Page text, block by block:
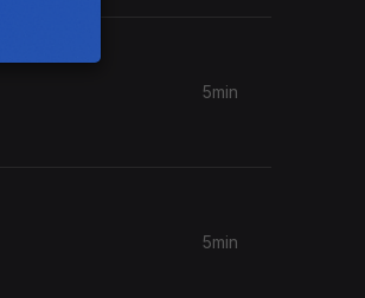
5min
5min